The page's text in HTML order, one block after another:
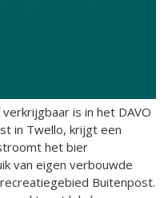
is in het DAVO
in Twello, krijgt een
het bier
van eigen verbouwde
Buitenpost.